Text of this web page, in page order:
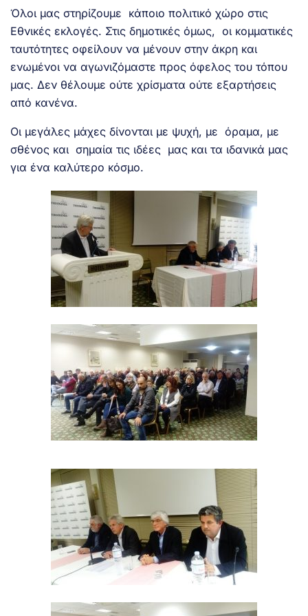
Όλοι μας στηρίζουμε κάποιο πολιτικό χώρο στις
Εθνικές εκλογές. Στις δημοτικές όμως, οι κομματικές
ταυτότητες οφείλουν να μένουν στην άκρη και
ενωμένοι να αγωνιζόμαστε προς όφελος του τόπου
μας. Δεν θέλουμε ούτε χρίσματα ούτε εξαρτήσεις
από κανένα.
Οι μεγάλες μάχες δίνονται με ψυχή, με όραμα, με
σθένος και σημαία τις ιδέες μας και τα ιδανικά μας
για ένα καλύτερο κόσμο.